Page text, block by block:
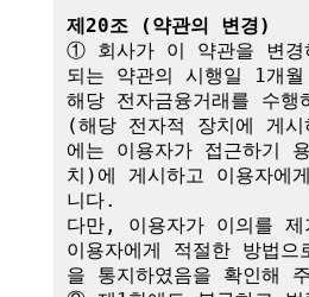
제20조 (약관의 변경)
① 회사가 이 약관을 변경
되는 약관의 시행일 1개
해당 전자금융거래를 수행
(해당 전자적 장치에 게
에는 이용자가 접근하기
치)에 게시하고 이용자에
니다.
다만, 이용자가 이의를 제
이용자에게 적절한 방법
을 통지하였음을 확인해